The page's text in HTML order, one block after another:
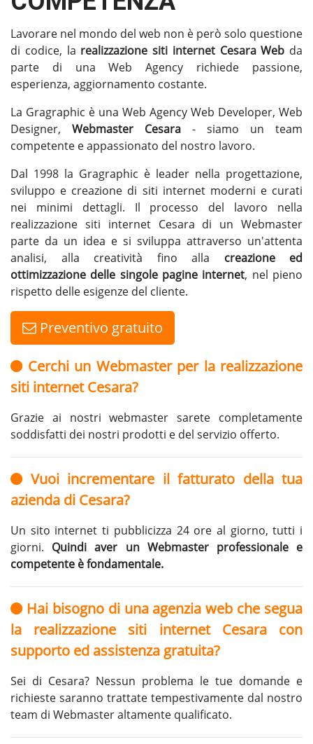
Lavorare nel mondo del web non è però solo questione
di codice, la realizzazione siti internet CesaraWeb da
parte di una Web Agency richiede passione,
esperienza, aggiornamento costante.
La Gragraphic è una Web Agency Web Developer, Web
Designer, Webmaster Cesara - siamo un team
competente e appassionato del nostro lavoro.
Dal 1998 la Gragraphic è leader nella progettazione,
sviluppo e creazione di siti internet moderni e curati
nei minimi dettagli. Il processo del lavoro nella
realizzazione siti internet Cesara di un Webmaster
parte da un idea e si sviluppa attraverso un'attenta
analisi, alla creatività fino alla creazione ed
ottimizzazione delle singole pagine internet, nel pieno
rispetto delle esigenze del cliente.
Preventivo gratuito
Cerchi un Webmaster per la realizzazione
siti internet Cesara?
Grazie ai nostri webmaster sarete completamente
soddisfatti dei nostri prodotti e del servizio offerto.
Vuoi incrementare il fatturato della tua
azienda di Cesara?
Un sito internet ti pubblicizza 24 ore al giorno, tutti i
giorni. Quindi aver un Webmaster professionale e
competente è fondamentale.
Hai bisogno di una agenzia web che segua
la realizzazione siti internet Cesara con
supporto ed assistenza gratuita?
Sei di Cesara? Nessun problema le tue domande e
richieste saranno trattate tempestivamente dal nostro
team di Webmaster altamente qualificato.